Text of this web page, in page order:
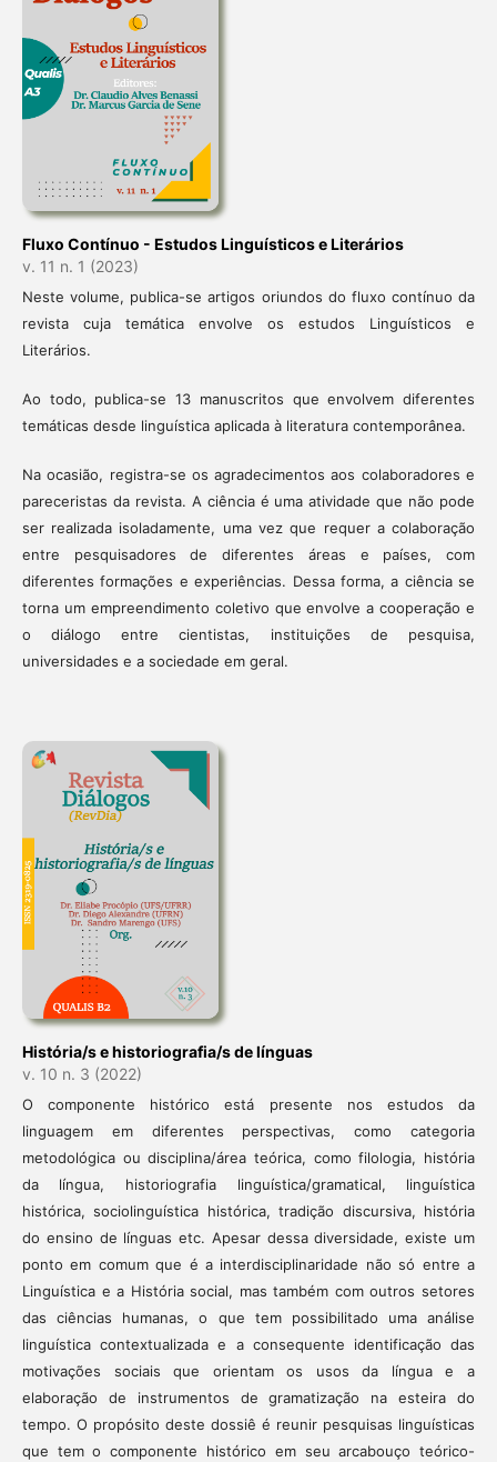
Fluxo Contínuo - Estudos Linguísticos e Literários
v. 11 n. 1 (2023)
Neste volume, publica-se artigos oriundos do fluxo contínuo da
revista cuja temática envolve os estudos Linguísticos e
Literários.
Ao todo, publica-se 13 manuscritos que envolvem diferentes
temáticas desde linguística aplicada à literatura contemporânea.
Na ocasião, registra-se os agradecimentos aos colaboradores e
pareceristas da revista. A ciência é uma atividade que não pode
ser realizada isoladamente, uma vez que requer a colaboração
entre pesquisadores de diferentes áreas e países, com
diferentes formações e experiências. Dessa forma, a ciência se
torna um empreendimento coletivo que envolve a cooperação e
o diálogo entre cientistas, instituições de pesquisa,
universidades e a sociedade em geral.
História/s e historiografia/s de línguas
v. 10 n. 3 (2022)
O componente histórico está presente nos estudos da
linguagem em diferentes perspectivas, como categoria
metodológica ou disciplina/área teórica, como filologia, história
da língua, historiografia linguística/gramatical, linguística
histórica, sociolinguística histórica, tradição discursiva, história
do ensino de línguas etc. Apesar dessa diversidade, existe um
ponto em comum que é a interdisciplinaridade não só entre a
Linguística e a História social, mas também com outros setores
das ciências humanas, o que tem possibilitado uma análise
linguística contextualizada e a consequente identificação das
motivações sociais que orientam os usos da língua e a
elaboração de instrumentos de gramatização na esteira do
tempo. O propósito deste dossiê é reunir pesquisas linguísticas
que tem o componente histórico em seu arcabouço teórico-